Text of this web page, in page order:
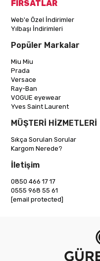
FIRSATLAR
Web'e Özel İndirimler
Yılbaşı İndirimleri
Popüler Markalar
Miu Miu
Prada
Versace
Ray-Ban
VOGUE eyewear
Yves Saint Laurent
MÜŞTERİ HİZMETLERİ
Sıkça Sorulan Sorular
Kargom Nerede?
İletişim
0850 466 17 17
0555 968 55 61
[email protected]